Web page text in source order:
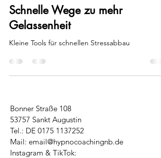
Schnelle Wege zu mehr
Gelassenheit
Kleine Tools für schnellen Stressabbau
Bonner Straße 108​
53757 Sankt Augustin
Tel.: DE 0175 1137252
Mail: email@hypnocoachingnb.de
Instagram & TikTok: